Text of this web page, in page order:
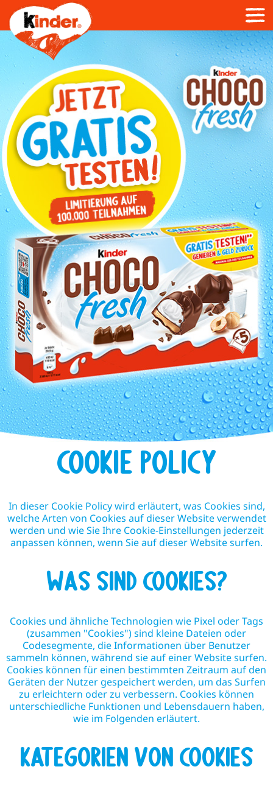
COOKIE POLICY
In dieser Cookie Policy wird erläutert, was Cookies sind,
welche Arten von Cookies auf dieser Website verwendet
werden und wie Sie Ihre Cookie-Einstellungen jederzeit
anpassen können, wenn Sie auf dieser Website surfen.
WAS SIND COOKIES?
Cookies und ähnliche Technologien wie Pixel oder Tags
(zusammen "Cookies") sind kleine Dateien oder
Codesegmente, die Informationen über Benutzer
sammeln können, während sie auf einer Website surfen.
Cookies können für einen bestimmten Zeitraum auf den
Geräten der Nutzer gespeichert werden, um das Surfen
zu erleichtern oder zu verbessern. Cookies können
unterschiedliche Funktionen und Lebensdauern haben,
wie im Folgenden erläutert.
Kategorien von Cookies